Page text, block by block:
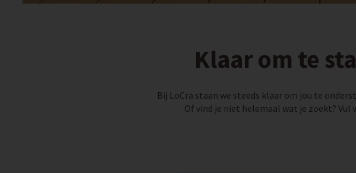
Klaar om te
Bij LoCra staan we steeds klaar om jou te
Of vind je niet helemaal wat je zoekt?